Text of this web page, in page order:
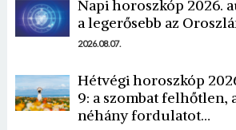
Napi horoszkóp 2026.
a legerősebb az
2026.08.07.
Hétvégi horoszkóp
9: a szombat felhőtlen,
néhány fordulatot…